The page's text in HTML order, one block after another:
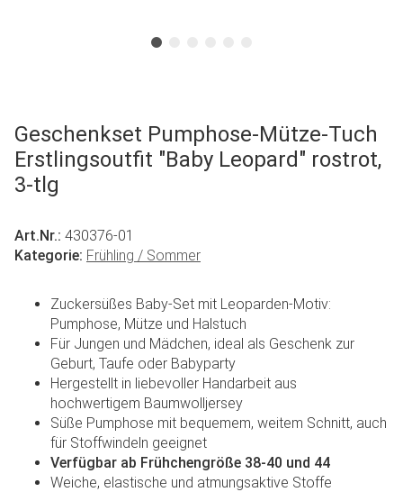
Geschenkset Pumphose-Mütze-Tuch
Erstlingsoutfit "Baby Leopard" rostrot,
3-tlg
Art.Nr.: 430376-01
Kategorie: Frühling / Sommer
Zuckersüßes Baby-Set mit Leoparden-Motiv:
Pumphose, Mütze und Halstuch
Für Jungen und Mädchen, ideal als Geschenk zur
Geburt, Taufe oder Babyparty
Hergestellt in liebevoller Handarbeit aus
hochwertigem Baumwolljersey
Süße Pumphose mit bequemem, weitem Schnitt, auch
für Stoffwindeln geeignet
Verfügbar ab Frühchengröße 38-40 und 44
Weiche, elastische und atmungsaktive Stoffe